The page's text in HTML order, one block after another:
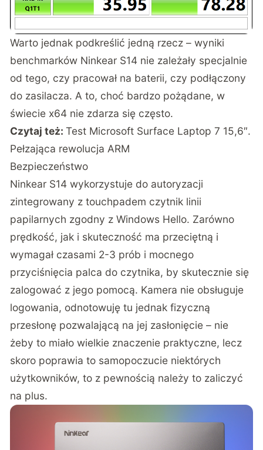
Warto jednak podkreślić jedną rzecz – wyniki
benchmarków Ninkear S14 nie zależały specjalnie
od tego, czy pracował na baterii, czy podłączony
do zasilacza. A to, choć bardzo pożądane, w
świecie x64 nie zdarza się często.
Czytaj też:Test Microsoft Surface Laptop 7 15,6″.
Pełzająca rewolucja ARM
Bezpieczeństwo
Ninkear S14 wykorzystuje do autoryzacji
zintegrowany z touchpadem czytnik linii
papilarnych zgodny z Windows Hello. Zarówno
prędkość, jak i skuteczność ma przeciętną i
wymagał czasami 2-3 prób i mocnego
przyciśnięcia palca do czytnika, by skutecznie się
zalogować z jego pomocą. Kamera nie obsługuje
logowania, odnotowuję tu jednak fizyczną
przesłonę pozwalającą na jej zasłonięcie – nie
żeby to miało wielkie znaczenie praktyczne, lecz
skoro poprawia to samopoczucie niektórych
użytkowników, to z pewnością należy to zaliczyć
na plus.